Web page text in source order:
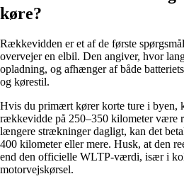
køre?
Rækkevidden er et af de første
overvejer en elbil. Den angiver, hvor
opladning, og afhænger af både
og kørestil.
Hvis du primært kører korte ture i byen,
rækkevidde på 250–350 kilometer være
længere strækninger dagligt, kan det
400 kilometer eller mere. Husk, at den
end den officielle WLTP-værdi, især i
motorvejskørsel.